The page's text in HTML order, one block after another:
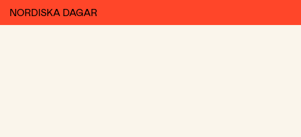
NORDISKA DAGAR